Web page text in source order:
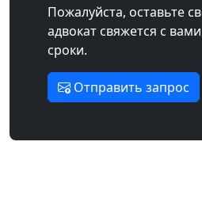
Пожалуйста, оставьте
адвокат свяжется с
сроки.
Отправить запрос